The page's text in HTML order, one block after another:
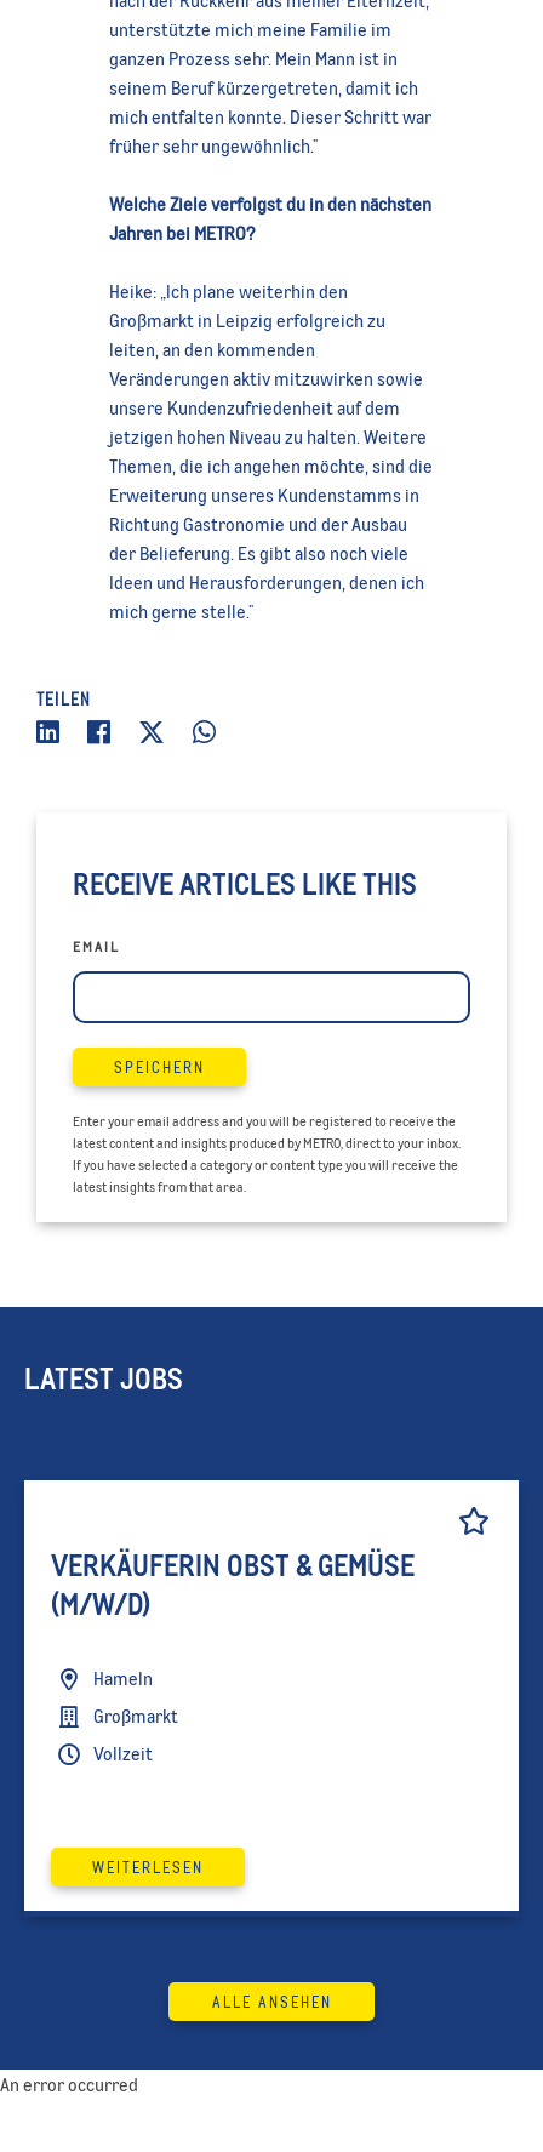
unterstützte mich meine Familie im
ganzen Prozess sehr. Mein Mann ist in
seinem Beruf kürzergetreten, damit ich
mich entfalten konnte. Dieser Schritt war
früher sehr ungewöhnlich."
Welche Ziele verfolgst du in den nächsten
Jahren bei METRO?
Heike: „Ich plane weiterhin den
Großmarkt in Leipzig erfolgreich zu
leiten, an den kommenden
Veränderungen aktiv mitzuwirken sowie
unsere Kundenzufriedenheit auf dem
jetzigen hohen Niveau zu halten. Weitere
Themen, die ich angehen möchte, sind die
Erweiterung unseres Kundenstamms in
Richtung Gastronomie und der Ausbau
der Belieferung. Es gibt also noch viele
Ideen und Herausforderungen, denen ich
mich gerne stelle."
TEILEN
RECEIVE ARTICLES LIKE THIS
EMAIL
SPEICHERN
Enter your email address and you will be registered to receive the
latest content and insights produced by METRO, direct to your inbox.
If you have selected a category or content type you will receive the
latest insights from that area.
LATEST JOBS
VERKÄUFERIN OBST & GEMÜSE
(M/W/D)
Hameln
Vollzeit
Großmarkt
WEITERLESEN
ALLE ANSEHEN
An error occurred